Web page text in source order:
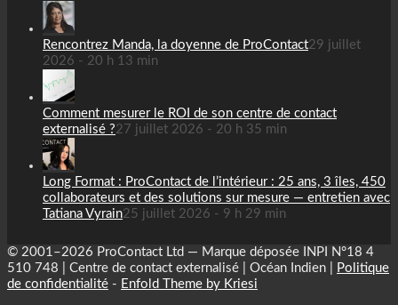
Rencontrez Manda, la doyenne de ProContact29 juillet
2026 - 20 h 13 min
Comment mesurer le ROI de son centre de contact
externalisé ?27 juillet 2026 - 20 h 35 min
Long Format : ProContact de l’intérieur : 25 ans, 3 îles, 450
collaborateurs et des solutions sur mesure — entretien avec
Tatiana Vyrain25 juillet 2026 - 9 h 29 min
© 2001–2026 ProContact Ltd — Marque déposée INPI N°18 4
510 748 | Centre de contact externalisé | Océan Indien |
Politique
de confidentialité - Enfold Theme by Kriesi